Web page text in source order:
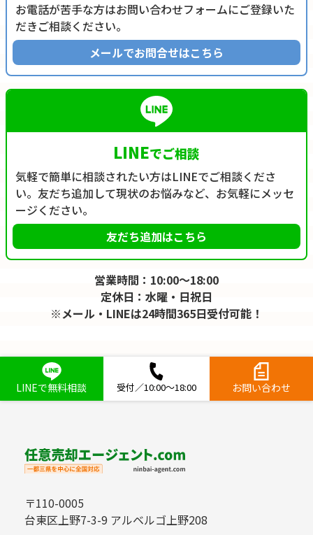
お電話が苦手な方はお問い合わせフォームにご登録いた
だきご相談ください。
メールでお問合せはこちら
LINEでご相談
気軽で簡単に相談されたい方はLINEでご相談くださ
い。友だち追加して現状のお悩みなど、お気軽にメッセ
ージください。
友だち追加はこちら
営業時間：10:00～18:00
定休日：水曜・日祝日
※メール・LINEは24時間365日受付可能！
LINEで無料相談 受付／10:00～18:00 お問い合わせ
〒110-0005
台東区上野7-3-9 アルベルゴ上野208